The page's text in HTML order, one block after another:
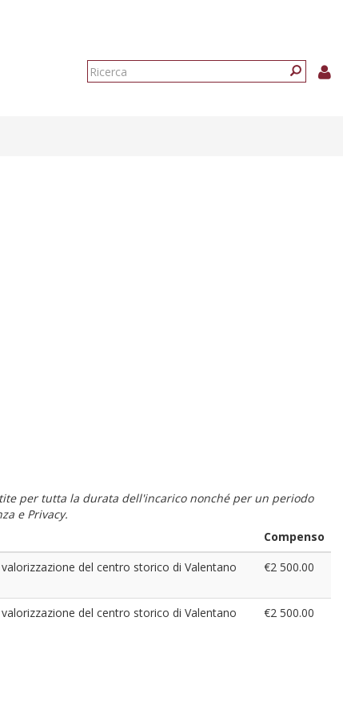
Form
per tutta la durata dell'incarico nonché per un periodo
e Privacy.
Compenso
del centro storico di Valentano
€2 500.00
del centro storico di Valentano
€2 500.00